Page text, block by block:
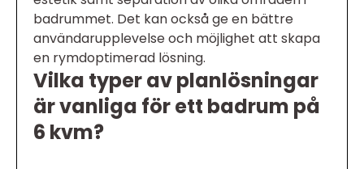
badrummet. Det kan också ge en bättre
användarupplevelse och möjlighet att skapa
en rymdoptimerad lösning.
Vilka typer av planlösningar
är vanliga för ett badrum på
6 kvm?